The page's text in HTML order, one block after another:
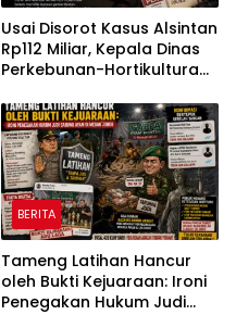
Usai Disorot Kasus Alsintan
Rp112 Miliar, Kepala Dinas
Perkebunan-Hortikultura
Komunikasi dengan Media
BERITA
Tameng Latihan Hancur
oleh Bukti Kejuaraan: Ironi
Penegakan Hukum Judi